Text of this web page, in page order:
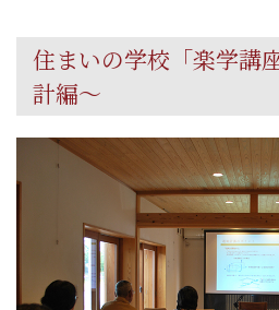
住まいの学校「楽学講
計編～